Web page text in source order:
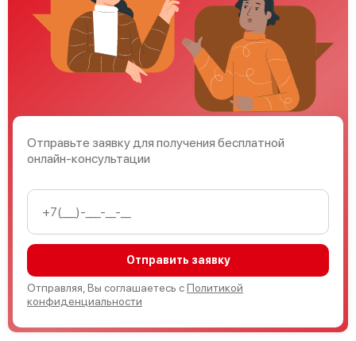
Отправьте заявку для получения бесплатной
онлайн-консультации
Отправить заявку
Отправляя, Вы соглашаетесь сПолитикой
конфиденциальности